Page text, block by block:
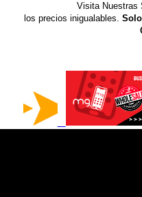
Visita Nuestras
los precios inigualables.